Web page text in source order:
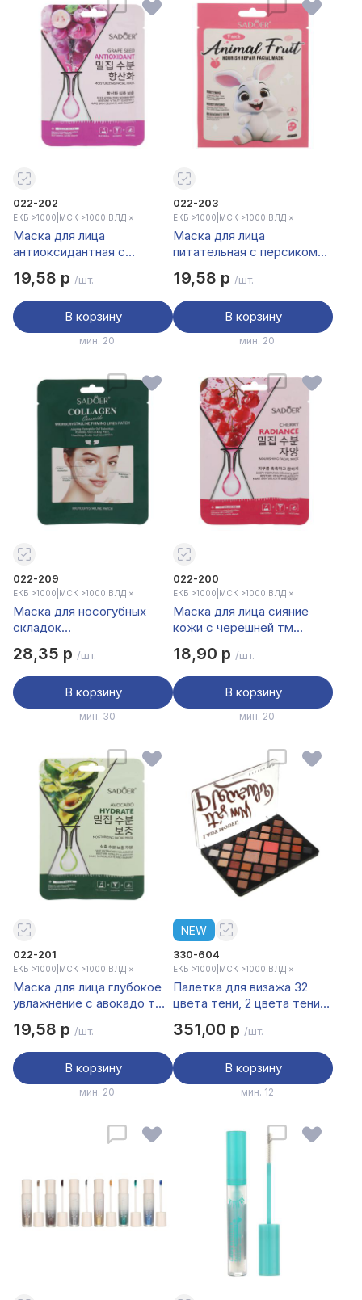
022-202
ЕКБ >1000 МСК >1000 ВЛД ×
Маска для лица
антиоксидантная с
винограда тм Sadoer, 25мл
19,58 р /шт.
В корзину
мин. 20
022-203
ЕКБ >1000 МСК >1000 ВЛД ×
Маска для лица
питательная с персиком
19,58 р /шт.
В корзину
мин. 20
022-209
ЕКБ >1000 МСК >1000 ВЛД ×
Маска для носогубных
складок
церамидами и коллагеном
тм Sadoer, 1 пара
28,35 р /шт.
В корзину
мин. 30
022-200
ЕКБ >1000 МСК >1000 ВЛД ×
Маска для лица сияние
кожи с черешней тм
18,90 р /шт.
В корзину
мин. 20
022-201
ЕКБ >1000 МСК >1000 ВЛД ×
Маска для лица глубокое
увлажнение с авокадо тм
19,58 р /шт.
В корзину
мин. 20
NEW
330-604
ЕКБ >1000 МСК >1000 ВЛД ×
Палетка для визажа 32
цвета тени, 2 цвета тени-
MODEL, 42 гр, LM-8626
351,00 р /шт.
В корзину
мин. 12